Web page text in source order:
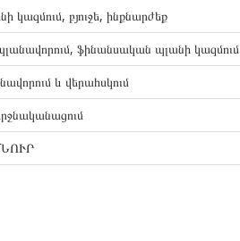
կազմում, բյուջե, ինքնարժեք
ֆինանսական պլանի կազմում
և վերահսկում